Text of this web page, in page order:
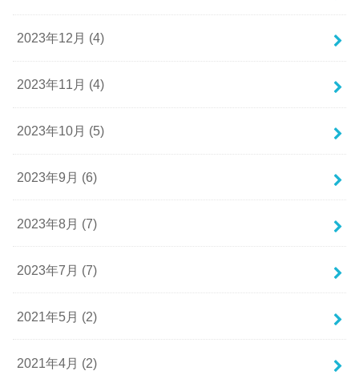
2023年12月 (4)
2023年11月 (4)
2023年10月 (5)
2023年9月 (6)
2023年8月 (7)
2023年7月 (7)
2021年5月 (2)
2021年4月 (2)